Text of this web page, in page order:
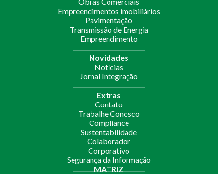
Empreendimentos imobiliários
Pavimentação
Transmissão de Energia
Empreendimento
Novidades
Notícias
Jornal Integração
Extras
Contato
Trabalhe Conosco
Compliance
Sustentabilidade
Colaborador
Corporativo
Segurança da Informação
MATRIZ